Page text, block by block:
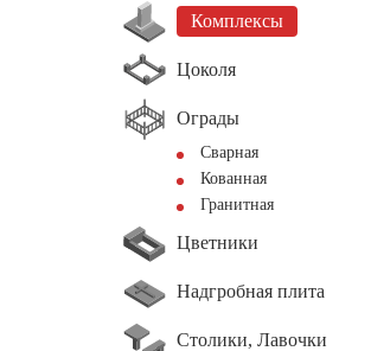
Комплексы
Цоколя
Ограды
Сварная
Кованная
Гранитная
Цветники
Надгробная плита
Столики, Лавочки